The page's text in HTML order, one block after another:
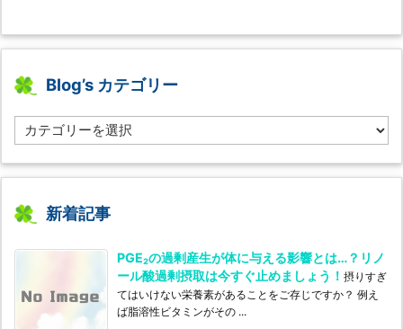
Blog’s カテゴリー
l
g’s
テ
リ
新着記事
PGE₂の過剰産生が体に与える影響とは…？リノ
ール酸過剰摂取は今すぐ止めましょう！ 摂りすぎ
てはいけない栄養素があることをご存じですか？ 例え
ば脂溶性ビタミンがその ...